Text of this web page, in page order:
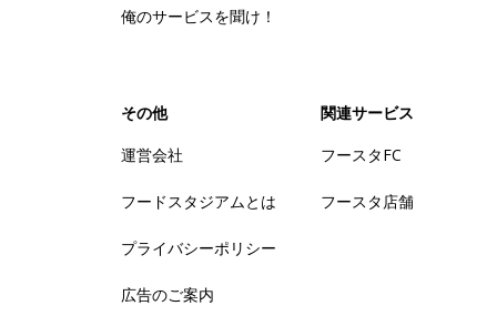
俺のサービスを聞け！
その他
運営会社
フードスタジアムとは
プライバシーポリシー
広告のご案内
関連サービス
フースタFC
フースタ店舗